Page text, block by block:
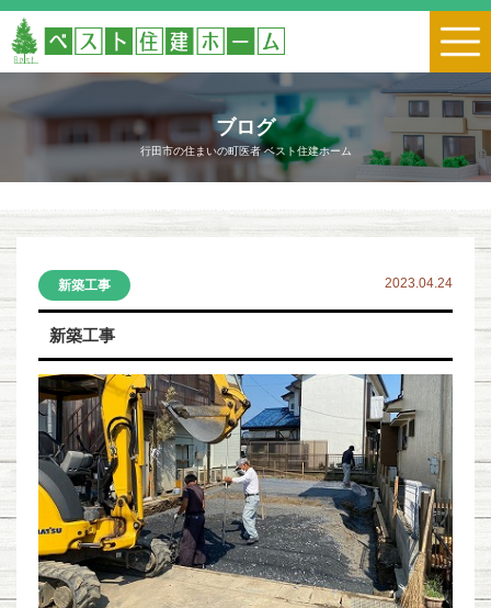
ブログ
行田市の住まいの町医者 ベスト住建ホーム
新築工事 2023.04.24
新築工事